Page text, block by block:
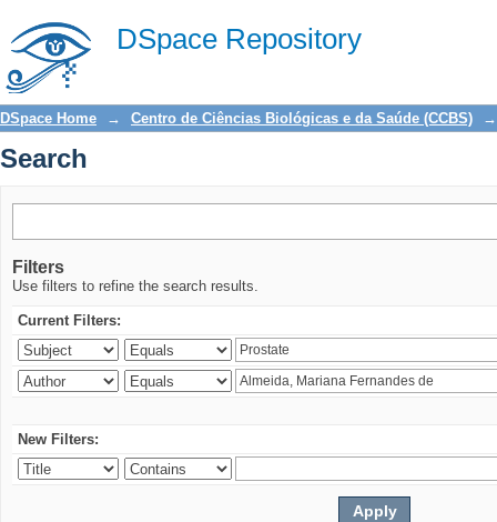
DSpace Repository
Search
DSpace Home → Centro de Ciências Biológicas e da Saúde (CCBS) →
Search
Filters
Use filters to refine the search results.
Current Filters:
New Filters: